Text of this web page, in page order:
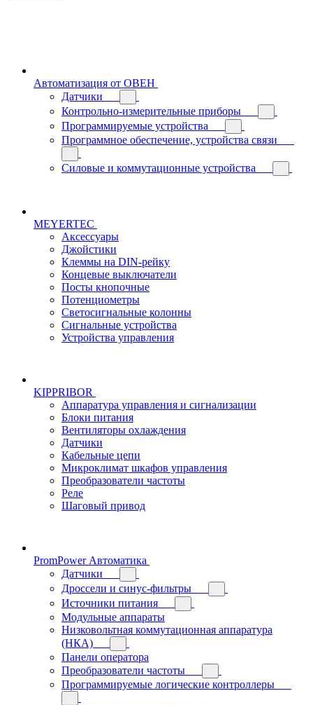
Автоматизация от ОВЕН
Датчики
Контрольно-измерительные приборы
Программируемые устройства
Программное обеспечение, устройства связи
Силовые и коммутационные устройства
MEYERTEC
Аксессуары
Джойстики
Клеммы на DIN-рейку
Концевые выключатели
Посты кнопочные
Потенциометры
Светосигнальные колонны
Сигнальные устройства
Устройства управления
KIPPRIBOR
Аппаратура управления и сигнализации
Блоки питания
Вентиляторы охлаждения
Датчики
Кабельные цепи
Микроклимат шкафов управления
Преобразователи частоты
Реле
Шаговый привод
PromPower Автоматика
Датчики
Дроссели и синус-фильтры
Источники питания
Модульные аппараты
Низковольтная коммутационная аппаратура
(НКА)
Панели оператора
Преобразователи частоты
Программируемые логические контроллеры